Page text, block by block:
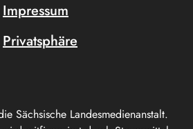
Sächsische Landesmedienanstalt.
Impressum
Privatsphäre